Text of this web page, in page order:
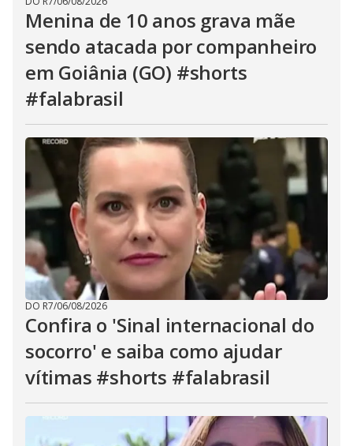
Menina de 10 anos grava mãe
sendo atacada por companheiro
em Goiânia (GO) #shorts
#falabrasil
DO R7/06/08/2026
Confira o 'Sinal internacional do
socorro' e saiba como ajudar
vítimas #shorts #falabrasil